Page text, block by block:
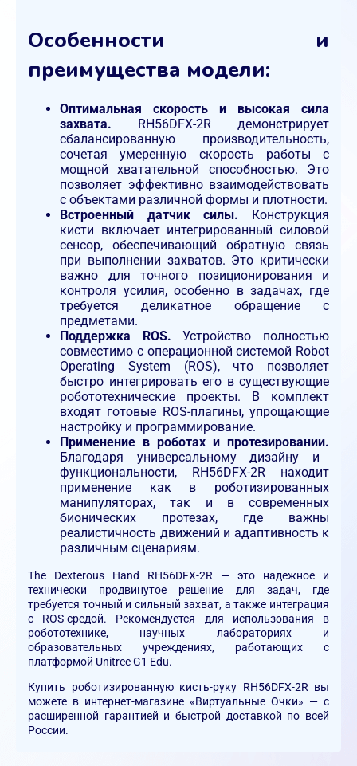
Особенности и
преимущества модели:
Оптимальная скорость и высокая сила
захвата. RH56DFX-2R демонстрирует
сбалансированную производительность,
сочетая умеренную скорость работы с
мощной хватательной способностью. Это
позволяет эффективно взаимодействовать
с объектами различной формы и плотности.
Встроенный датчик силы. Конструкция
кисти включает интегрированный силовой
сенсор, обеспечивающий обратную связь
при выполнении захватов. Это критически
важно для точного позиционирования и
контроля усилия, особенно в задачах, где
требуется деликатное обращение с
предметами.
Поддержка ROS. Устройство полностью
совместимо с операционной системой Robot
Operating System (ROS), что позволяет
быстро интегрировать его в существующие
робототехнические проекты. В комплект
входят готовые ROS-плагины, упрощающие
настройку и программирование.
Применение в роботах и протезировании.
Благодаря универсальному дизайну и
функциональности, RH56DFX-2R находит
применение как в роботизированных
манипуляторах, так и в современных
бионических протезах, где важны
реалистичность движений и адаптивность к
различным сценариям.
The Dexterous Hand RH56DFX-2R — это надежное и
технически продвинутое решение для задач, где
требуется точный и сильный захват, а также интеграция
с ROS-средой. Рекомендуется для использования в
робототехнике, научных лабораториях и
образовательных учреждениях, работающих с
платформой Unitree G1 Edu.
Купить роботизированную кисть-руку RH56DFX-2R вы
можете в интернет-магазине «Виртуальные Очки» — с
расширенной гарантией и быстрой доставкой по всей
России.